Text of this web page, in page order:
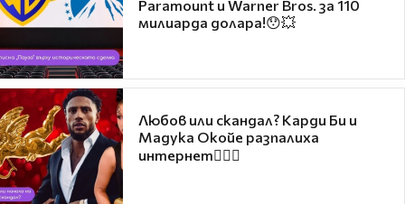
Paramount и Warner Bros. за 110
милиарда долара!😯💥
Любов или скандал? Карди Би и
Мадука Окойе разпалиха
интернет❤️‍🔥🔥